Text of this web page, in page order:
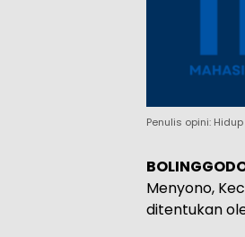
Penulis opini:
Menyono,
ditentukan